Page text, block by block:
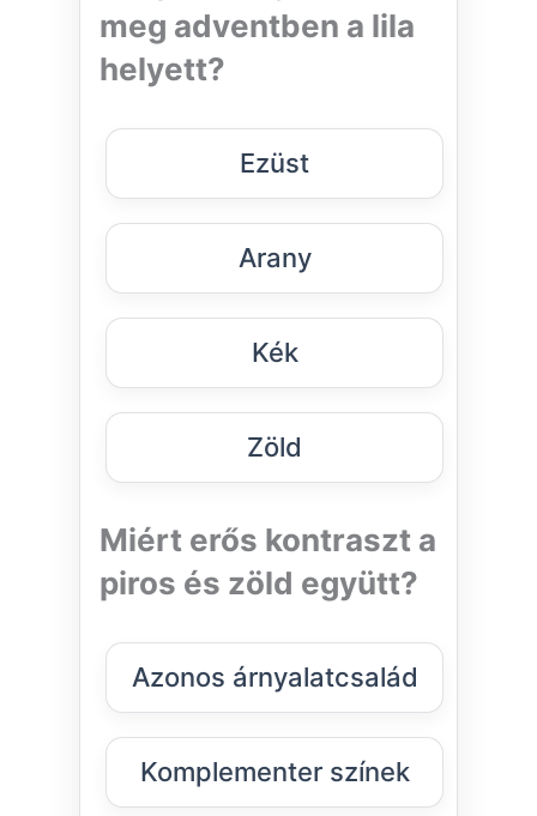
meg adventben a lila
helyett?
Ezüst
Arany
Kék
Zöld
Miért erős kontraszt a
piros és zöld együtt?
Azonos árnyalatcsalád
Komplementer színek